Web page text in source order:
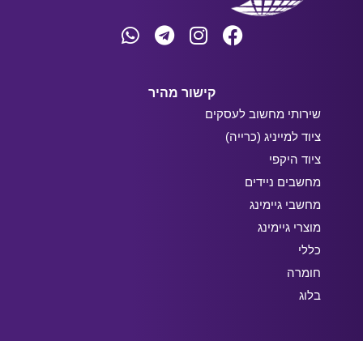
קישור מהיר
שירותי מחשוב לעסקים
ציוד למייניג (כרייה)
ציוד היקפי
מחשבים ניידים
מחשבי גיימינג
מוצרי גיימינג
כללי
חומרה
בלוג